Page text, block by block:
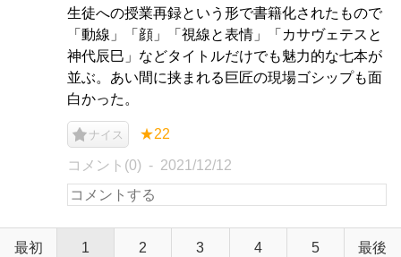
生徒への授業再録という形で書籍化されたもので
「動線」「顔」「視線と表情」「カサヴェテスと
神代辰巳」などタイトルだけでも魅力的な七本が
並ぶ。あい間に挟まれる巨匠の現場ゴシップも面
白かった。
ナイス ★22
コメント(0) 2021/12/12
最初 1 2 3 4 5 最後